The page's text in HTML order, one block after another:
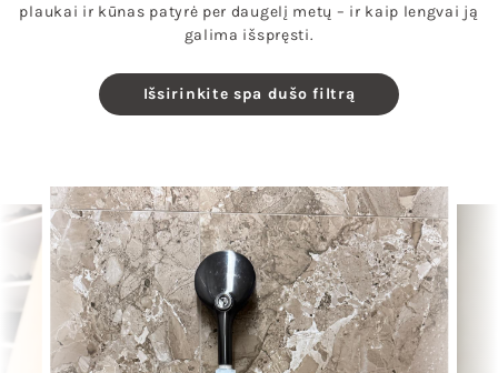
plaukai ir kūnas patyrė per daugelį metų – ir kaip lengvai ją
galima išspręsti.
Išsirinkite spa dušo filtrą